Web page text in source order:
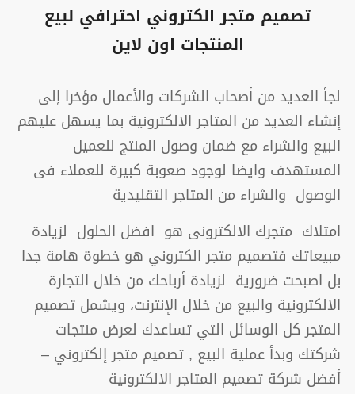
تصميم متجر الكتروني احترافي لبيع
المنتجات اون لاين
لجأ العديد من أصحاب الشركات والأعمال مؤخرا إلى
إنشاء العديد من المتاجر الالكترونية بما يسهل عليهم
البيع والشراء مع ضمان وصول المنتج للعميل
المستهدف وايضا لوجود صعوبة كبيرة للعملاء فى
الوصول والشراء من المتاجر التقليدية
امتلاك متجرك الالكترونى هو افضل الحلول لزيادة
مبيعاتك فتصميم متجر الكتروني هو خطوة هامة جدا
بل اصبحت ضرورية لزيادة أرباحك من خلال التجارة
الالكترونية والبيع من خلال الإنترنت، ويشمل تصميم
المتجر كل الوسائل التي تساعدك لعرض منتجات
شركتك وبدأ عملية البيع , تصميم متجر إلكتروني –
أفضل شركة تصميم المتاجر الالكترونية